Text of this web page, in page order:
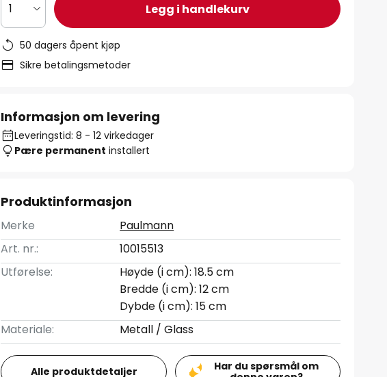
1 Legg i handlekurv
50 dagers åpent kjøp
Sikre betalingsmetoder
Informasjon om levering
Leveringstid: 8 - 12 virkedager
Pære permanent installert
Produktinformasjon
Merke
Paulmann
Art. nr.:
10015513
Utførelse:
Høyde (i cm): 18.5 cm
Bredde (i cm): 12 cm
Dybde (i cm): 15 cm
Materiale:
Metall / Glass
Alle produktdetaljer
Har du spørsmål om